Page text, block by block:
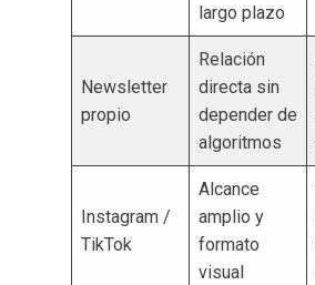
largo plazo
Newsletter
propio
Relación
directa sin
depender de
algoritmos
Instagram /
TikTok
Alcance
amplio y
formato
visual